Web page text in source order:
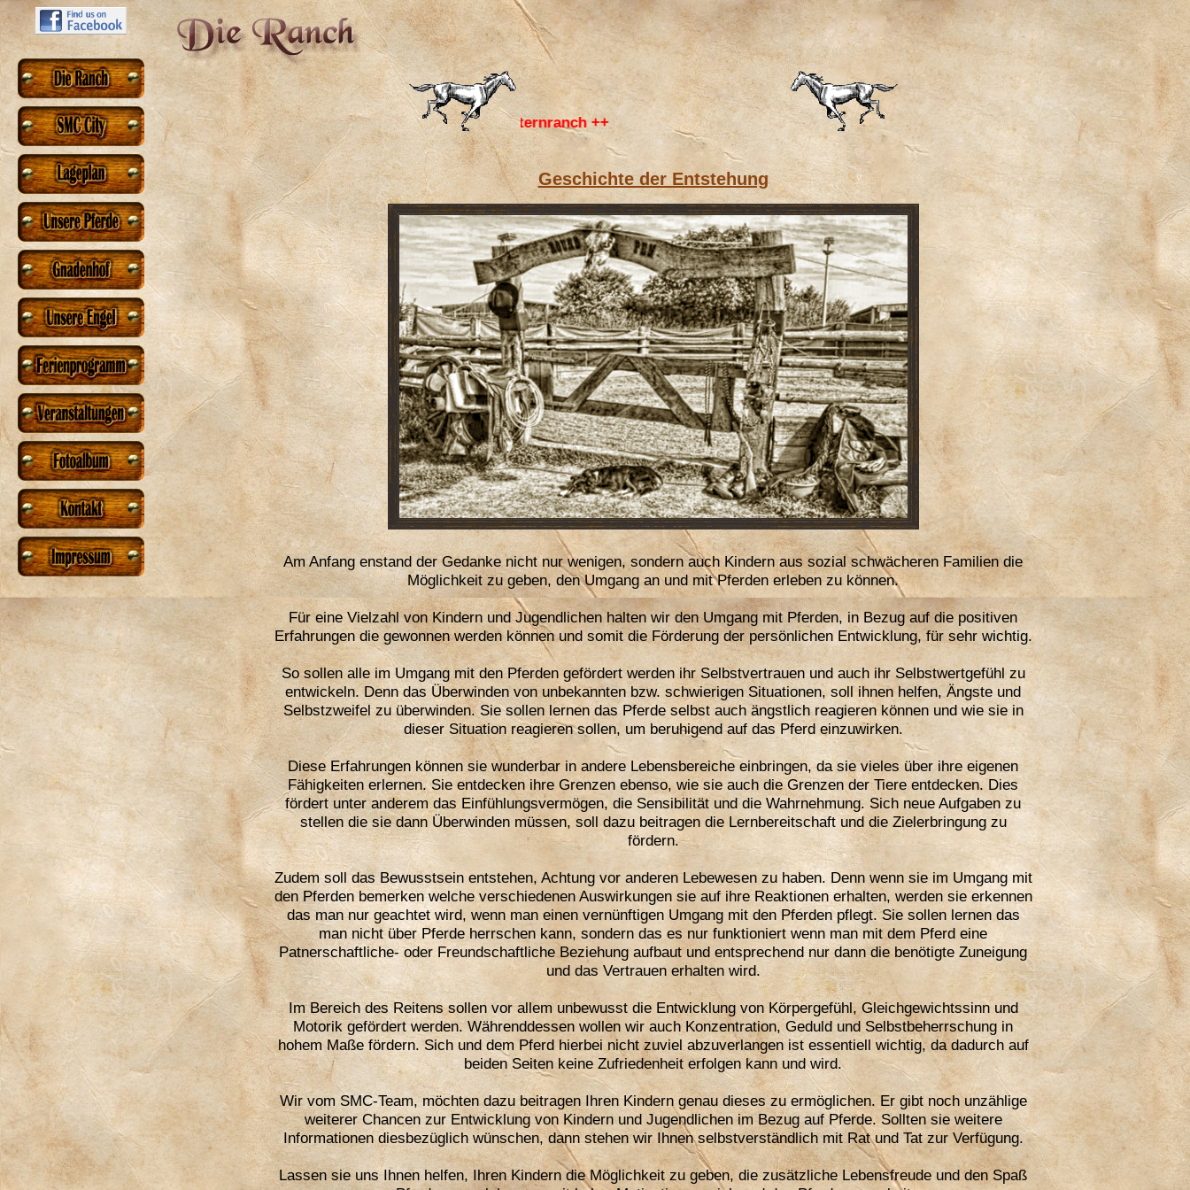
++ Neue Ferienwochen auf der Westernranch ++
Geschichte der Entstehung
Am Anfang enstand der Gedanke nicht nur wenigen, sondern auch Kindern aus sozial schwächeren Familien die
Möglichkeit zu geben, den Umgang an und mit Pferden erleben zu können.
Für eine Vielzahl von Kindern und Jugendlichen halten wir den Umgang mit Pferden, in Bezug auf die positiven
Erfahrungen die gewonnen werden können und somit die Förderung der persönlichen Entwicklung, für sehr wichtig.
So sollen alle im Umgang mit den Pferden gefördert werden ihr Selbstvertrauen und auch ihr Selbstwertgefühl zu
entwickeln. Denn das Überwinden von unbekannten bzw. schwierigen Situationen, soll ihnen helfen, Ängste und
Selbstzweifel zu überwinden. Sie sollen lernen das Pferde selbst auch ängstlich reagieren können und wie sie in
dieser Situation reagieren sollen, um beruhigend auf das Pferd einzuwirken.
Diese Erfahrungen können sie wunderbar in andere Lebensbereiche einbringen, da sie vieles über ihre eigenen
Fähigkeiten erlernen. Sie entdecken ihre Grenzen ebenso, wie sie auch die Grenzen der Tiere entdecken. Dies
fördert unter anderem das Einfühlungsvermögen, die Sensibilität und die Wahrnehmung. Sich neue Aufgaben zu
stellen die sie dann Überwinden müssen, soll dazu beitragen die Lernbereitschaft und die Zielerbringung zu
fördern.
Zudem soll das Bewusstsein entstehen, Achtung vor anderen Lebewesen zu haben. Denn wenn sie im Umgang mit
den Pferden bemerken welche verschiedenen Auswirkungen sie auf ihre Reaktionen erhalten, werden sie erkennen
das man nur geachtet wird, wenn man einen vernünftigen Umgang mit den Pferden pflegt. Sie sollen lernen das
man nicht über Pferde herrschen kann, sondern das es nur funktioniert wenn man mit dem Pferd eine
Patnerschaftliche- oder Freundschaftliche Beziehung aufbaut und entsprechend nur dann die benötigte Zuneigung
und das Vertrauen erhalten wird.
Im Bereich des Reitens sollen vor allem unbewusst die Entwicklung von Körpergefühl, Gleichgewichtssinn und
Motorik gefördert werden. Währenddessen wollen wir auch Konzentration, Geduld und Selbstbeherrschung in
hohem Maße fördern. Sich und dem Pferd hierbei nicht zuviel abzuverlangen ist essentiell wichtig, da dadurch auf
beiden Seiten keine Zufriedenheit erfolgen kann und wird.
Wir vom SMC-Team, möchten dazu beitragen Ihren Kindern genau dieses zu ermöglichen. Er gibt noch unzählige
weiterer Chancen zur Entwicklung von Kindern und Jugendlichen im Bezug auf Pferde. Sollten sie weitere
Informationen diesbezüglich wünschen, dann stehen wir Ihnen selbstverständlich mit Rat und Tat zur Verfügung.
Lassen sie uns Ihnen helfen, Ihren Kindern die Möglichkeit zu geben, die zusätzliche Lebensfreude und den Spaß